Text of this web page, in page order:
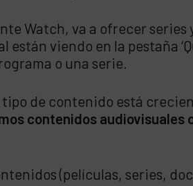
Watch, va a ofrecer
están viendo en la pestaña
o una serie.
tipo de contenido está
contenidos audiovisuales
(películas, series,